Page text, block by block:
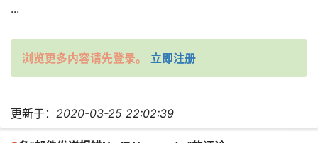
...
浏览更多内容请先登录。 立即注册
更新于： 2020-03-25 22:02:39